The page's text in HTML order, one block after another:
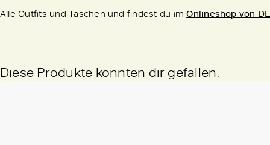
Alle Outfits und Taschen und findest du imOnlineshop von
Diese Produkte könnten dir gefallen: